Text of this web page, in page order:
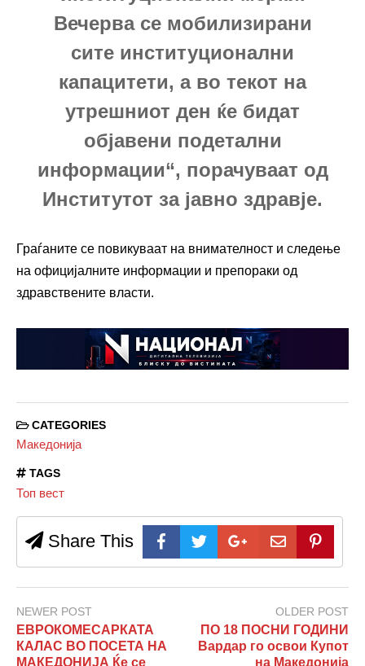
Вечерва се мобилизирани
сите институционални
капацитети, а во текот на
утрешниот ден ќе бидат
објавени подетални
информации“, порачуваат од
Институтот за јавно здравје.
Граѓаните се повикуваат на внимателност и следење
на официјалните информации и препораки од
здравствените власти.
CATEGORIES
Македонија
TAGS
Топ вест
Share This
NEWER POST
ЕВРОКОМЕСАРКАТА
КАЛАС ВО ПОСЕТА НА
МАКЕДОНИЈА Ќе се
OLDER POST
ПО 18 ПОСНИ ГОДИНИ
Вардар го освои Купот
на Македонија